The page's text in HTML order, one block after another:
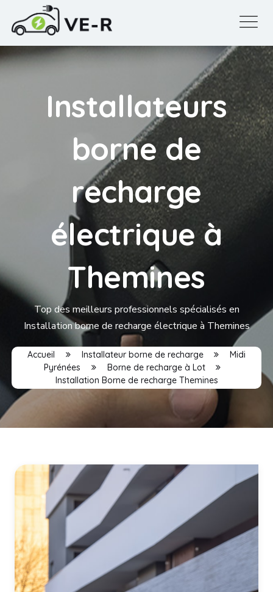
Installateurs
borne de
recharge
électrique à
Themines
Top des meilleurs professionnels spécialisés en
Installation borne de recharge électrique à Themines
Accueil Installateur borne de recharge
Midi
Pyrénées
Borne de recharge à Lot
Installation Borne de recharge Themines